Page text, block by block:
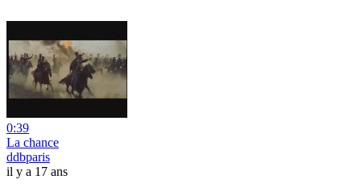
0:39
La chance
ddbparis
il y a 17 ans